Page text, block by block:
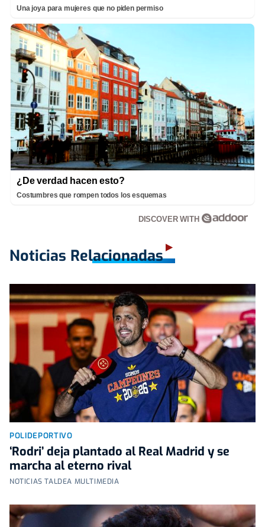
Una joya para mujeres que no piden permiso
¿De verdad hacen esto?
Costumbres que rompen todos los esquemas
DISCOVER WITH
Noticias Relacionadas
POLIDEPORTIVO
‘Rodri’ deja plantado al Real Madrid y se
marcha al eterno rival
NOTICIAS TALDEA MULTIMEDIA